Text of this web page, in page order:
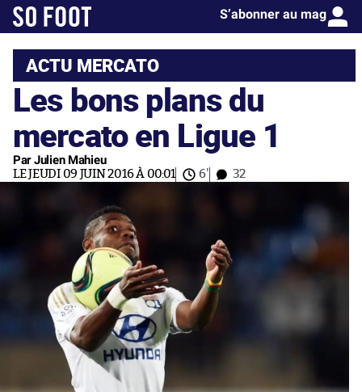
S’abonner au mag
ACTU MERCATO
Les bons plans du
mercato en Ligue 1
Par Julien Mahieu
LE JEUDI 09 JUIN 2016 À 00:01 6' 32